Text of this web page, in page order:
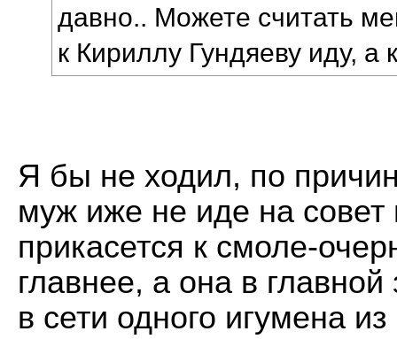
давно.. Можете считать
к Кириллу Гундяеву иду, а
Я бы не ходил, по
муж иже не иде на совет
прикасется к смоле-
главнее, а она в
в сети одного игумена